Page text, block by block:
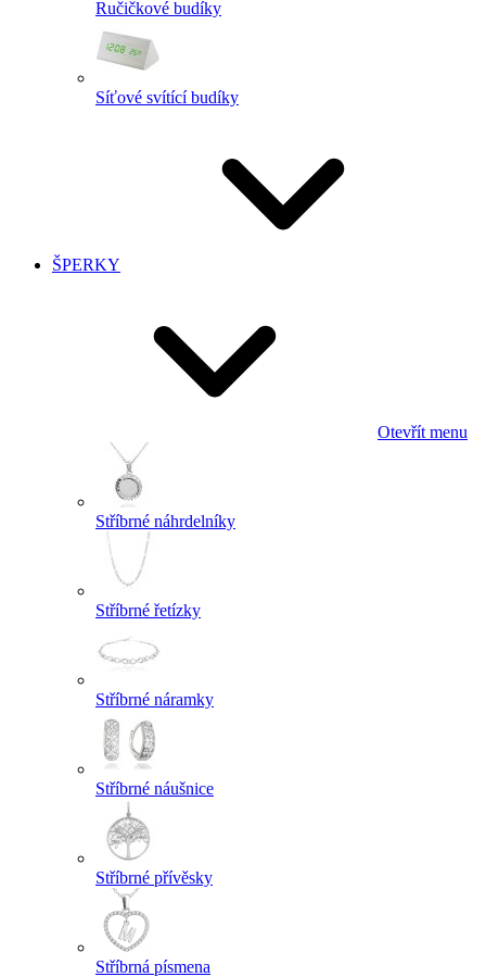
Ručičkové budíky
Síťové svítící budíky
ŠPERKY
Otevřít menu
Stříbrné náhrdelníky
Stříbrné řetízky
Stříbrné náramky
Stříbrné náušnice
Stříbrné přívěsky
Stříbrná písmena